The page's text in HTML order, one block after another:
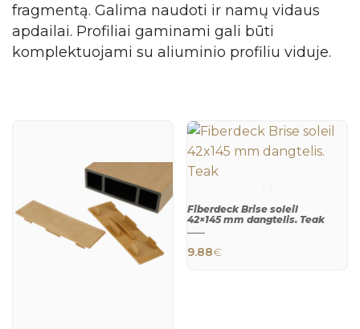
fragmentą. Galima naudoti ir namų vidaus
apdailai. Profiliai gaminami gali būti
komplektuojami su aliuminio profiliu viduje.
Fiberdeck Brise soleil
42×145 mm dangtelis. Teak
9.88€